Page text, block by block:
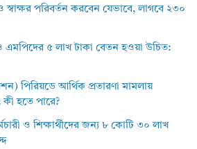
স্বাক্ষর পরিবর্তন করবেন যেভাবে, লাগবে ২৩০
এমপিদের ৫ লাখ টাকা বেতন হওয়া উচিত:
পিরিয়ডে আর্থিক প্রতারণা মামলায়
কী হতে পারে?
ও শিক্ষার্থীদের জন্য ৮ কোটি ৩০ লাখ